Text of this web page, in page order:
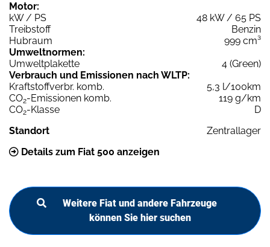
Motor:
kW / PS
48 kW / 65 PS
Treibstoff
Benzin
Hubraum
999 cm³
Umweltnormen:
Umweltplakette
4 (Green)
Verbrauch und Emissionen nach WLTP:
Kraftstoffverbr. komb.
5,3 l/100km
CO2-Emissionen komb.
119 g/km
CO2-Klasse
D
Standort
Zentrallager
Details zum Fiat 500 anzeigen
Weitere Fiat und andere Fahrzeuge
können Sie hier suchen